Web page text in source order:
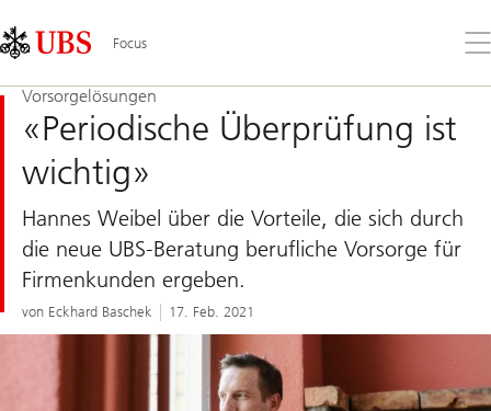
Links
Area
Focus
Sie
Vorsorgelösungen
«Periodische Überprüfung ist
wichtig»
Hannes Weibel über die Vorteile, die sich durch
die neue UBS-Beratung berufliche Vorsorge für
Firmenkunden ergeben.
von Eckhard Baschek 17. Feb. 2021